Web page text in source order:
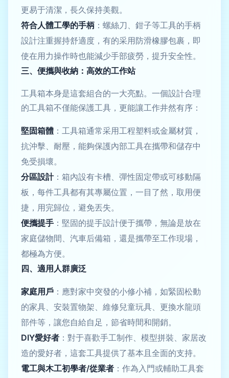
更易于清潔，長久保持美觀。
符合人體工學的手柄 ：螺絲刀、鉗子等工具的手柄
設計注重握持舒適度，有的采用防滑橡膠包裹，即
使在用力操作時也能減少手部疲勞，提升安全性。
三、便攜與收納：高效的工作站
工具箱本身是這套組合的一大亮點。一個設計合理
的工具箱不僅能保護工具，更能讓工作井然有序：
堅固箱體 ：工具箱通常采用工程塑料或金屬材質，
抗沖擊、耐壓，能夠保護內部工具在攜帶和儲存中
免受損壞。
分區設計：箱內設有卡槽、彈性固定帶或可移動隔
板，每件工具都有其專屬位置，一目了然，取用便
捷，用完歸位，避免丟失。
便攜提手 ：堅固的提手設計便于攜帶，無論是放在
家庭儲物間、汽車后備箱，還是攜帶至工作現場，
都極為方便。
四、適用人群廣泛
家庭用戶 ：應對家中突發的小修小補，如緊固松動
的家具、安裝置物架、維修兒童玩具、更換水龍頭
部件等，讓您自給自足，節省時間和開銷。
DIY愛好者 ：對于喜歡手工制作、模型拼裝、家居改
造的愛好者，這套工具提供了基本且全面的支持。
電工與木工初學者/從業者 ：作為入門或輔助工具套